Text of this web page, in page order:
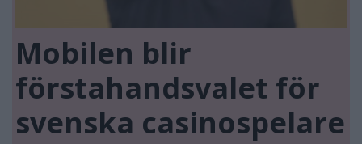
Mobilen blir
förstahandsvalet för
svenska casinospelare